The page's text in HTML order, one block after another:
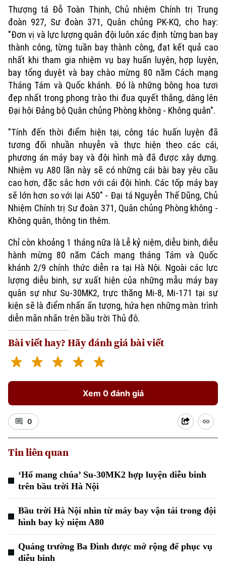
Xu hướng
Thượng tá Đỗ Toàn Thịnh, Chủ nhiệm Chính trị Trung
đoàn 927, Sư đoàn 371, Quân chủng PK-KQ, cho hay:
"Đơn vị và lực lượng quân đội luôn xác định từng ban bay
thành công, từng tuần bay thành công, đạt kết quả cao
nhất khi tham gia nhiệm vụ bay huấn luyện, hợp luyện,
bay tổng duyệt và bay chào mừng 80 năm Cách mạng
Tháng Tám và Quốc khánh. Đó là những bông hoa tươi
đẹp nhất trong phong trào thi đua quyết thắng, dâng lên
Đại hội Đảng bộ Quân chủng Phòng không - Không quân".
"Tính đến thời điểm hiện tại, công tác huấn luyện đã
tương đối nhuần nhuyễn và thực hiện theo các cái,
phương án máy bay và đội hình mà đã được xây dựng.
Nhiệm vụ A80 lần này sẽ có những cái bài bay yêu cầu
cao hơn, đặc sắc hơn với cái đội hình. Các tốp máy bay
sẽ lớn hơn so với lại A50" - Đại tá Nguyễn Thế Dũng, Chủ
Nhiệm Chính trị Sư đoàn 371, Quân chủng Phòng không -
Không quân, thông tin thêm.
Chỉ còn khoảng 1 tháng nữa là Lễ kỷ niệm, diễu binh, diễu
hành mừng 80 năm Cách mạng tháng Tám và Quốc
khánh 2/9 chính thức diễn ra tại Hà Nội. Ngoài các lực
lượng diễu binh, sự xuất hiện của những mẫu máy bay
quân sự như Su-30MK2, trực thăng Mi-8, Mi-171 tại sự
kiện sẽ là điểm nhấn ấn tượng, hứa hẹn những màn trình
diễn mãn nhãn trên bầu trời Thủ đô.
Bài viết hay? Hãy đánh giá bài viết
Xem 0 đánh giá
0
Tin liên quan
‘Hổ mang chúa’ Su-30MK2 hợp luyện diễu binh
trên bầu trời Hà Nội
Bầu trời Hà Nội nhìn từ máy bay vận tải trong đội
hình bay kỷ niệm A80
Quảng trường Ba Đình được mở rộng để phục vụ
diễu binh